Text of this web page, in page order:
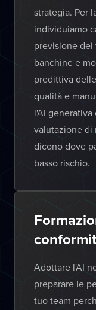
strategia. Per
individuiamo
previsione
banchine e
predittiva
qualità e
l'AI generativa
valutazione di
dicono dove
basso rischio.
Adottare l'AI
preparare le
tuo team